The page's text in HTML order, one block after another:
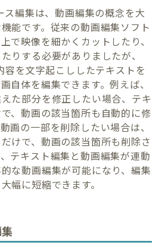
編集は、動画編集の概念を大
能です。従来の動画編集ソフト
で映像を細かくカットしたり、
りする必要がありましたが、
を文字起こししたテキストを
自体を編集できます。例えば、
た部分を修正したい場合、テキ
、動画の該当箇所も自動的に修
画の一部を削除したい場合は、
けで、動画の該当箇所も削除さ
テキスト編集と動画編集が連動
な動画編集が可能になり、編集
幅に短縮できます。